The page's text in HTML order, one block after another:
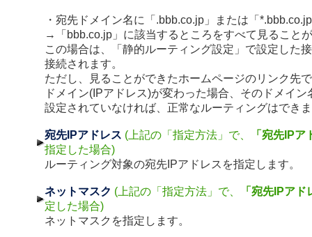
・宛先ドメイン名に「.bbb.co.jp」または「
→「bbb.co.jp」に該当するところをすべて見ること
この場合は、「静的ルーティング設定」で設定した
接続されます。
ただし、見ることができたホームページのリンク先で
ドメイン(IPアドレス)が変わった場合、そのドメイン
設定されていなければ、正常なルーティングはでき
宛先IPアドレス (上記の「指定方法」で、
「宛先IP
指定した場合)
ルーティング対象の宛先IPアドレスを指定します。
ネットマスク (上記の「指定方法」で、
「宛先IPア
定した場合)
ネットマスクを指定します。